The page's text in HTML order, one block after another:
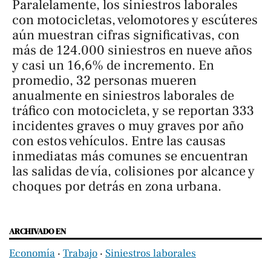
Paralelamente, los siniestros laborales
con motocicletas, velomotores y escúteres
aún muestran cifras significativas, con
más de 124.000 siniestros en nueve años
y casi un 16,6% de incremento. En
promedio, 32 personas mueren
anualmente en siniestros laborales de
tráfico con motocicleta, y se reportan 333
incidentes graves o muy graves por año
con estos vehículos. Entre las causas
inmediatas más comunes se encuentran
las salidas de vía, colisiones por alcance y
choques por detrás en zona urbana.
ARCHIVADO EN
Economía ‧ Trabajo ‧ Siniestros laborales